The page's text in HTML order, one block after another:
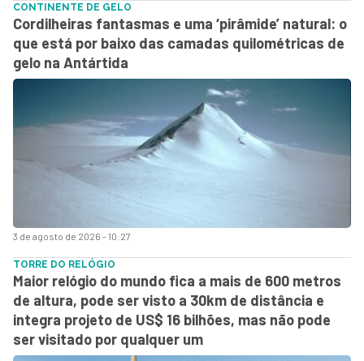
3 de agosto de 2026 - 10:27
CONTINENTE DE GELO
Cordilheiras fantasmas e uma ‘pirâmide’ natural: o
que está por baixo das camadas quilométricas de
gelo na Antártida
TORRE DO RELÓGIO
Maior relógio do mundo fica a mais de 600 metros
de altura, pode ser visto a 30km de distância e
integra projeto de US$ 16 bilhões, mas não pode
ser visitado por qualquer um